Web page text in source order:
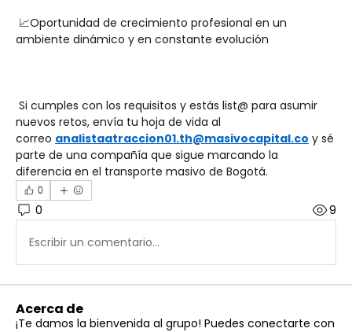
📈Oportunidad de crecimiento profesional en un
ambiente dinámico y en constante evolución
Si cumples con los requisitos y estás list@ para asumir
nuevos retos, envía tu hoja de vida al
correo analistaatraccion01.th@masivocapital.co y sé
parte de una compañía que sigue marcando la
diferencia en el transporte masivo de Bogotá.
0
0 9
Escribir un comentario...
Acerca de
¡Te damos la bienvenida al grupo! Puedes conectarte con